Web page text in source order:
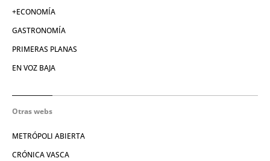
+ECONOMÍA
GASTRONOMÍA
PRIMERAS PLANAS
EN VOZ BAJA
Otras webs
METRÓPOLI ABIERTA
CRÓNICA VASCA